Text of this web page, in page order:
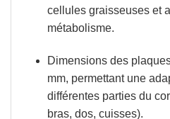
cellules graisseuseset
métabolisme.
Dimensions des
mm, permettant une
différentes parties du
bras, dos, cuisses).